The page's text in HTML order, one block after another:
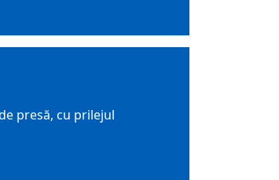
presă, cu prilejul